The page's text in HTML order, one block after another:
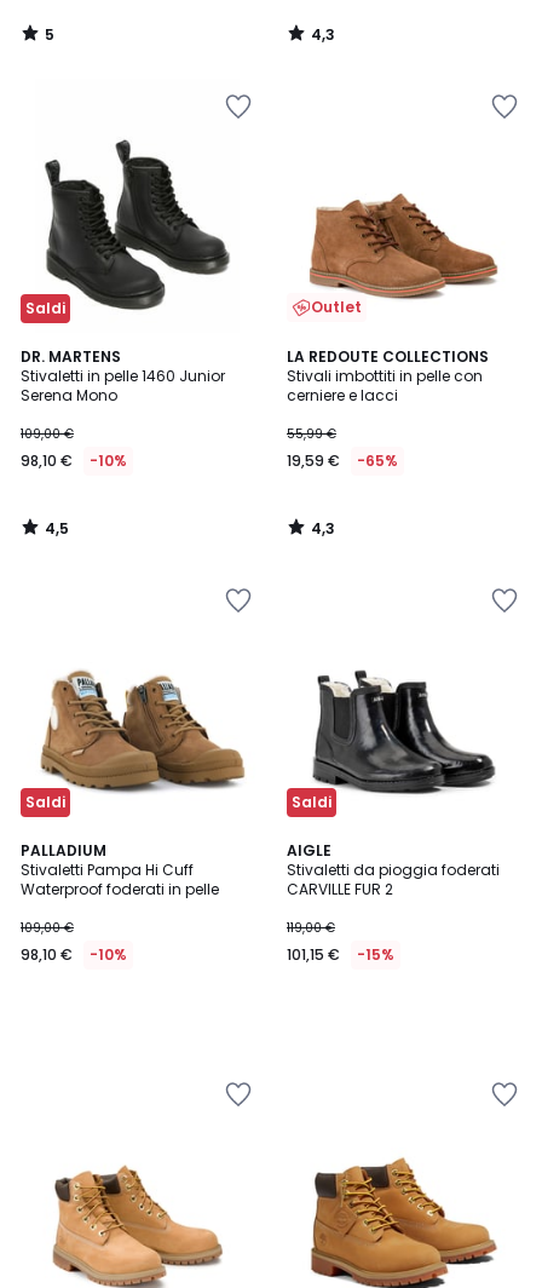
5
/
4,3
/
Saldi
DR. MARTENS
Stivaletti in pelle 1460 Junior
Serena Mono
109,00 €
98,10 € -10%
4,5
/ 5
4,5
/
Outlet
LA REDOUTE COLLECTIONS
Stivali imbottiti in pelle con
cerniere e lacci
55,99 €
19,59 € -65%
4,3
/ 5
4,3
/
Saldi
PALLADIUM
Stivaletti Pampa Hi Cuff
Waterproof foderati in pelle
109,00 €
98,10 € -10%
Saldi
AIGLE
Stivaletti da pioggia foderati
CARVILLE FUR 2
119,00 €
101,15 € -15%